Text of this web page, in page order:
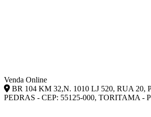
Venda Online
BR 104 KM 32,N. 1010 LJ 520, RUA 20,
PEDRAS - CEP: 55125-000, TORITAMA -